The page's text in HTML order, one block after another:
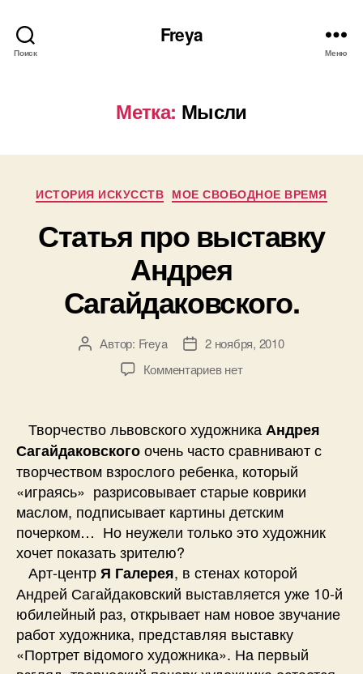
Поиск
Freya
Меню
Метка: Мысли
Рубрики
ИСТОРИЯ ИСКУССТВ МОЕ СВОБОДНОЕ ВРЕМЯ
Статья про выставку
Андрея
Сагайдаковского.
Автор
записи
Автор: Freya
Дата2 ноября, 2010
Комментариевк
выставку
Андрея
Сагайдаковского.
нет
Творчество львовского художникаАндрея
Сагайдаковскогоочень часто сравнивают с
творчеством взрослого ребенка, который
«играясь» разрисовывает старые коврики
маслом, подписывает картины детским
почерком… Но неужели только это художник
хочет показать зрителю?
Арт-центрЯ Галерея, в стенах которой
Андрей Сагайдаковский выставляется уже 10-й
юбилейный раз, открывает нам новое звучание
работ художника, представляя выставку
«Портрет відомого художника». На первый